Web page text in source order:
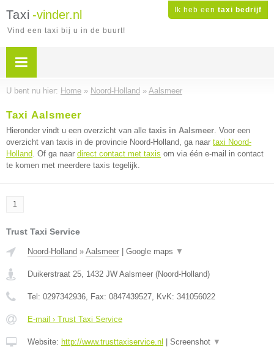
Ik heb een taxi bedrijf
Taxi -vinder.nl
Vind een taxi bij u in de buurt!
U bent nu hier: Home » Noord-Holland » Aalsmeer
Taxi Aalsmeer
Hieronder vindt u een overzicht van alle taxis in Aalsmeer. Voor een
overzicht van taxis in de provincie Noord-Holland, ga naar taxi Noord-
Holland. Of ga naar direct contact met taxis om via één e-mail in contact
te komen met meerdere taxis tegelijk.
1
Trust Taxi Service
Noord-Holland » Aalsmeer Google maps ▼
Duikerstraat 25, 1432 JW Aalsmeer (Noord-Holland)
Tel: 0297342936, Fax: 0847439527, KvK: 341056022
E-mail › Trust Taxi Service
Website: http://www.trusttaxiservice.nl Screenshot ▼